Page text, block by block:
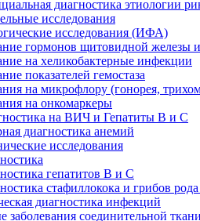
диагностика этиологии
исследования
исследования (ИФА)
гормонов щитовидной железы
на хеликобактерные инфекции
показателей гемостаза
на микрофлору (гонорея,
на онкомаркеры
на ВИЧ и Гепатиты B и C
диагностика анемий
исследования
гепатитов B и C
стафиллокока и грибов
диагностика инфекций
заболевания соединительной ткани